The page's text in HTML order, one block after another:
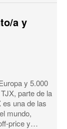
a y
y 5.000
parte de la
es una de las
mundo,
price y